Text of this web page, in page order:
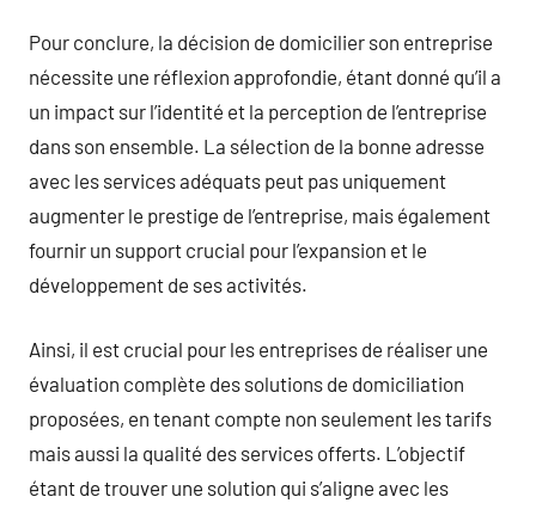
Pour conclure, la décision de domicilier son entreprise
nécessite une réflexion approfondie, étant donné qu’il a
un impact sur l’identité et la perception de l’entreprise
dans son ensemble. La sélection de la bonne adresse
avec les services adéquats peut pas uniquement
augmenter le prestige de l’entreprise, mais également
fournir un support crucial pour l’expansion et le
développement de ses activités.
Ainsi, il est crucial pour les entreprises de réaliser une
évaluation complète des solutions de domiciliation
proposées, en tenant compte non seulement les tarifs
mais aussi la qualité des services offerts. L’objectif
étant de trouver une solution qui s’aligne avec les